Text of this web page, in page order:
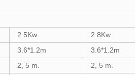
2.5Kw 2.8Kw
3.6*1.2m 3.6*1.2m
2, 5 m. 2, 5 m.